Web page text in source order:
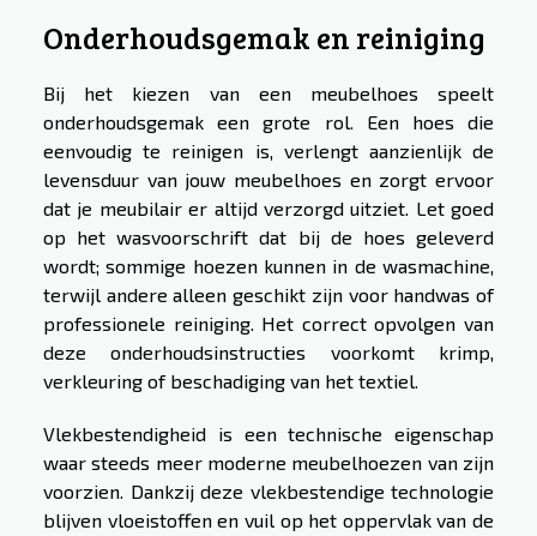
Onderhoudsgemak en reiniging
Bij het kiezen van een meubelhoes speelt
onderhoudsgemak een grote rol. Een hoes die
eenvoudig te reinigen is, verlengt aanzienlijk de
levensduur van jouw meubelhoes en zorgt ervoor
dat je meubilair er altijd verzorgd uitziet. Let goed
op het wasvoorschrift dat bij de hoes geleverd
wordt; sommige hoezen kunnen in de wasmachine,
terwijl andere alleen geschikt zijn voor handwas of
professionele reiniging. Het correct opvolgen van
deze onderhoudsinstructies voorkomt krimp,
verkleuring of beschadiging van het textiel.
Vlekbestendigheid is een technische eigenschap
waar steeds meer moderne meubelhoezen van zijn
voorzien. Dankzij deze vlekbestendige technologie
blijven vloeistoffen en vuil op het oppervlak van de